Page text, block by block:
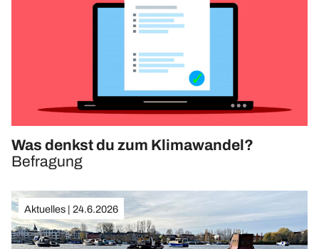
Upcycling-Beutel
»Energie-Beratung«
Energie-Workshops und Beratung
Offene Energie-Sprechstunde
Energie-Exkursionen
ChangeABLE Befragung
ChangeABLE Partner
Was denkst du zum Klimawandel?
Befragung
Aktuelles | 24.6.2026